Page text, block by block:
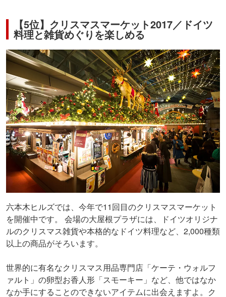
【5位】クリスマスマーケット2017／ドイツ
料理と雑貨めぐりを楽しめる
六本木ヒルズでは、今年で11回目のクリスマスマーケット
を開催中です。 会場の大屋根プラザには、ドイツオリジナ
ルのクリスマス雑貨や本格的なドイツ料理など、2,000種類
以上の商品がそろいます。
世界的に有名なクリスマス用品専門店「ケーテ・ウォルフ
ァルト」の卵型お香人形「スモーキー」など、他ではなか
なか手にすることのできないアイテムに出会えますよ。ク